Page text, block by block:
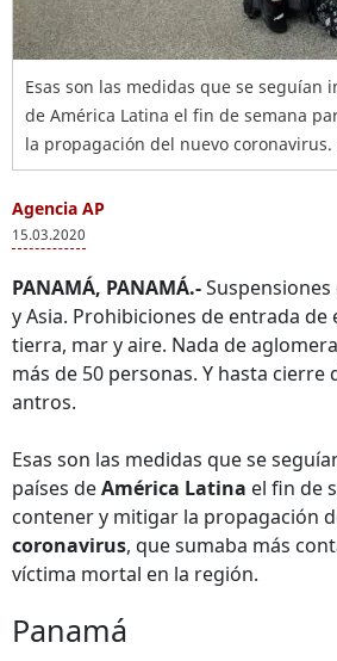
Esas son las medidas que se seguían
de América Latina el fin de semana
la propagación del nuevo coronavirus.
Agencia AP
15.03.2020
PANAMÁ, PANAMÁ.-
y Asia. Prohibiciones de entrada
tierra, mar y aire. Nada de
más de 50 personas. Y hasta cierre
antros.
Esas son las medidas que se
países deAmérica Latina el fin de
contener y mitigar la propagación
coronavirus, que sumaba más
víctima mortal en la región.
Panamá